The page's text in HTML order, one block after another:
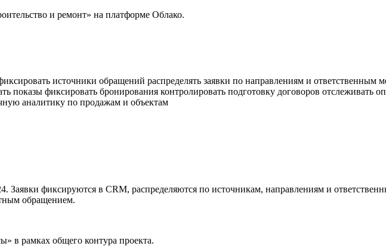
и ремонт» на платформе Облако.
источники обращений распределять заявки по направлениям и ответственным
показы фиксировать бронирования контролировать подготовку договоров отслеживать
аналитику по продажам и объектам
Заявки фиксируются в CRM, распределяются по источникам, направлениям и
обращением.
в рамках общего контура проекта.